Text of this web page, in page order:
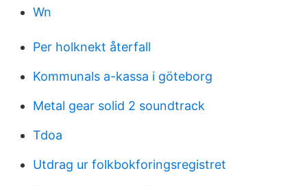
Wn
Per holknekt återfall
Kommunals a-kassa i göteborg
Metal gear solid 2 soundtrack
Tdoa
Utdrag ur folkbokforingsregistret